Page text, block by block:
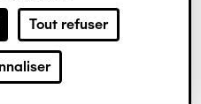
Tout refuser